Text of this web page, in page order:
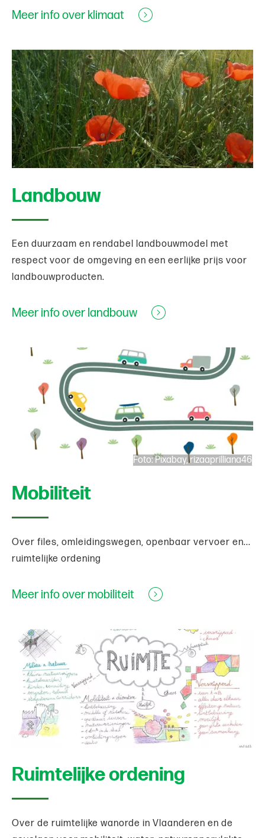
Meer info over klimaat
Landbouw
Een duurzaam en rendabel landbouwmodel met
respect voor de omgeving en een eerlijke prijs voor
landbouwproducten.
Meer info over landbouw
Foto: Pixabay, rizaaprilliana46
Mobiliteit
Over files, omleidingswegen, openbaar vervoer en...
ruimtelijke ordening
Meer info over mobiliteit
Ruimtelijke ordening
Over de ruimtelijke wanorde in Vlaanderen en de